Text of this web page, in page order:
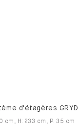
d'étagères GRYD
cm H: 233 cm P:35 cm